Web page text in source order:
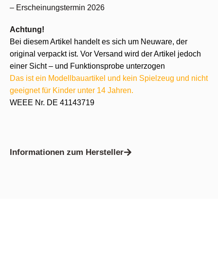
– Erscheinungstermin 2026
Achtung!
Bei diesem Artikel handelt es sich um Neuware, der
original verpackt ist. Vor Versand wird der Artikel jedoch
einer Sicht – und Funktionsprobe unterzogen
Das ist ein Modellbauartikel und kein Spielzeug und nicht
geeignet für Kinder unter 14 Jahren.
WEEE Nr. DE 41143719
Informationen zum Hersteller